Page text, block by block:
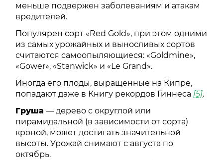
меньше подвержен заболеваниям и атакам
вредителей.
Популярен сорт «Red Gold», при этом одними
из самых урожайных и выносливых сортов
считаются самоопыляющиеся: «Goldmine»,
«Gower», «Stanwick» и «Le Grand».
Иногда его плоды, выращенные на Кипре,
попадают даже в Книгу рекордов Гиннеса [5].
Груша — дерево с округлой или
пирамидальной (в зависимости от сорта)
кроной, может достигать значительной
высоты. Урожай снимают с августа по
октябрь.